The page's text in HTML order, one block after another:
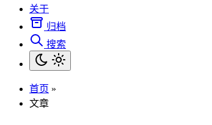
关于
归档
搜索
首页 »
文章